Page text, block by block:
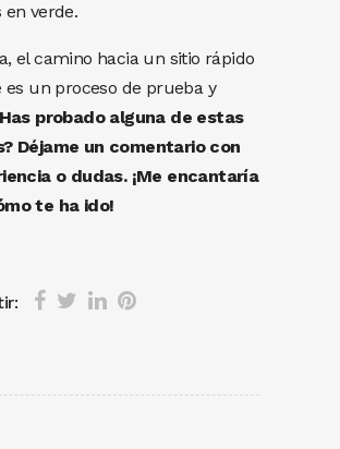
verde.
el camino hacia un sitio rápido
es un proceso de prueba y
probado alguna de estas
Déjame un comentario con
o dudas. ¡Me encantaría
te ha ido!